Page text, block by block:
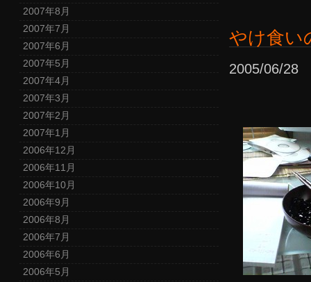
2007年8月
2007年7月
2007年6月
2007年5月
2007年4月
2007年3月
2007年2月
2007年1月
2006年12月
2006年11月
2006年10月
2006年9月
2006年8月
2006年7月
2006年6月
2006年5月
やけ食い
2005/06/28